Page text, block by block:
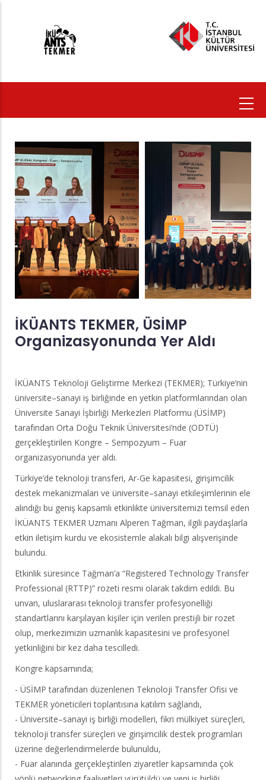
İKÜANTS TEKMER, ÜSİMP
Organizasyonunda Yer Aldı
İKÜANTS Teknoloji Geliştirme Merkezi (TEKMER); Türkiye’nin
üniversite–sanayi iş birliğinde en yetkin platformlarından olan
Üniversite Sanayi İşbirliği Merkezleri Platformu (ÜSİMP)
tarafından Orta Doğu Teknik Üniversitesi’nde (ODTÜ)
gerçekleştirilen Kongre – Sempozyum – Fuar
organizasyonunda yer aldı.
Türkiye’de teknoloji transferi, Ar-Ge kapasitesi, girişimcilik
destek mekanizmaları ve üniversite–sanayi etkileşimlerinin ele
alındığı bu geniş kapsamlı etkinlikte üniversitemizi temsil eden
İKÜANTS TEKMER Uzmanı Alperen Tağman, ilgili paydaşlarla
etkin iletişim kurdu ve ekosistemle alakalı bilgi alışverişinde
bulundu.
Etkinlik süresince Tağman’a “Registered Technology Transfer
Professional (RTTP)” rozeti resmi olarak takdim edildi. Bu
unvan, uluslararası teknoloji transfer profesyonelliği
standartlarını karşılayan kişiler için verilen prestijli bir rozet
olup, merkezimizin uzmanlık kapasitesini ve profesyonel
yetkinliğini bir kez daha tescilledi.
Kongre kapsamında;
- ÜSİMP tarafından düzenlenen Teknoloji Transfer Ofisi ve
TEKMER yöneticileri toplantısına katılım sağlandı,
- Üniversite–sanayi iş birliği modelleri, fikri mülkiyet süreçleri,
teknoloji transfer süreçleri ve girişimcilik destek programları
üzerine değerlendirmelerde bulunuldu,
- Fuar alanında gerçekleştirilen ziyaretler kapsamında çok